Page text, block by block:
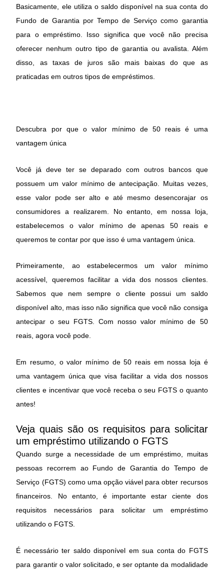
Basicamente, ele utiliza o saldo disponível na sua conta do
Fundo de Garantia por Tempo de Serviço como garantia
para o empréstimo. Isso significa que você não precisa
oferecer nenhum outro tipo de garantia ou avalista. Além
disso, as taxas de juros são mais baixas do que as
praticadas em outros tipos de empréstimos.
Descubra por que o valor mínimo de 50 reais é uma
vantagem única
Você já deve ter se deparado com outros bancos que
possuem um valor mínimo de antecipação. Muitas vezes,
esse valor pode ser alto e até mesmo desencorajar os
consumidores a realizarem. No entanto, em nossa loja,
estabelecemos o valor mínimo de apenas 50 reais e
queremos te contar por que isso é uma vantagem única.
Primeiramente, ao estabelecermos um valor mínimo
acessível, queremos facilitar a vida dos nossos clientes.
Sabemos que nem sempre o cliente possui um saldo
disponível alto, mas isso não significa que você não consiga
antecipar o seu FGTS. Com nosso valor mínimo de 50
reais, agora você pode.
Em resumo, o valor mínimo de 50 reais em nossa loja é
uma vantagem única que visa facilitar a vida dos nossos
clientes e incentivar que você receba o seu FGTS o quanto
antes!
Veja quais são os requisitos para solicitar
um empréstimo utilizando o FGTS
Quando surge a necessidade de um empréstimo, muitas
pessoas recorrem ao Fundo de Garantia do Tempo de
Serviço (FGTS) como uma opção viável para obter recursos
financeiros. No entanto, é importante estar ciente dos
requisitos necessários para solicitar um empréstimo
utilizando o FGTS.
É necessário ter saldo disponível em sua conta do FGTS
para garantir o valor solicitado, e ser optante da modalidade